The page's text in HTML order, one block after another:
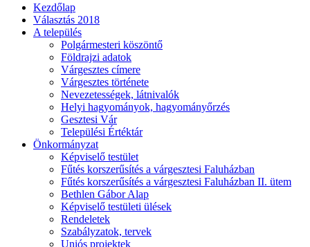
Kezdőlap
Választás 2018
A település
Polgármesteri köszöntő
Földrajzi adatok
Várgesztes címere
Várgesztes története
Nevezetességek, látnivalók
Helyi hagyományok, hagyományőrzés
Gesztesi Vár
Települési Értéktár
Önkormányzat
Képviselő testület
Fűtés korszerűsítés a várgesztesi Faluházban
Fűtés korszerűsítés a várgesztesi Faluházban II. ütem
Bethlen Gábor Alap
Képviselő testületi ülések
Rendeletek
Szabályzatok, tervek
Uniós projektek